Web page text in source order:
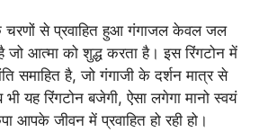
चरणों से प्रवाहित हुआ गंगाजल केवल जल
जो आत्मा को शुद्ध करता है। इस रिंगटोन में
समाहित है, जो गंगाजी के दर्शन मात्र से
भी यह रिंगटोन बजेगी, ऐसा लगेगा मानो स्वयं
आपके जीवन में प्रवाहित हो रही हो।